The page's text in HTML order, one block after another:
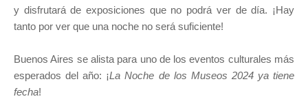
y disfrutará de exposiciones que no podrá ver de día. ¡Hay
tanto por ver que una noche no será suficiente!
Buenos Aires se alista para uno de los eventos culturales más
esperados del año: ¡La Noche de los Museos 2024 ya tiene
fecha!